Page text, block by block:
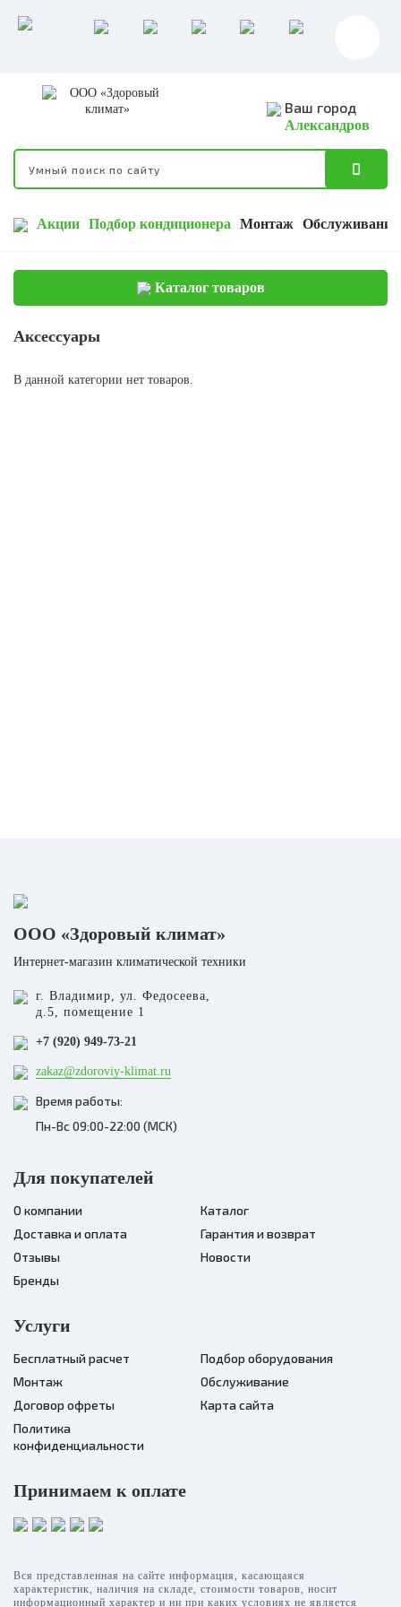
Ваш город
Александров
Акции Подбор кондиционера Монтаж Обслуживание
Каталог товаров
Аксессуары
В данной категории нет товаров.
ООО «Здоровый климат»
Интернет-магазин климатической техники
г. Владимир, ул. Федосеева,
д.5, помещение 1
+7 (920) 949-73-21
zakaz@zdoroviy-klimat.ru
Время работы:
Пн-Вс 09:00-22:00 (МСК)
Для покупателей
О компании
Каталог
Доставка и оплата
Гарантия и возврат
Отзывы
Новости
Бренды
Услуги
Бесплатный расчет
Подбор оборудования
Монтаж
Обслуживание
Договор офреты
Карта сайта
Политика
конфиденциальности
Принимаем к оплате
Вся представленная на сайте информация, касающаяся
характеристик, наличия на складе, стоимости товаров, носит
информационный характер и ни при каких условиях не является